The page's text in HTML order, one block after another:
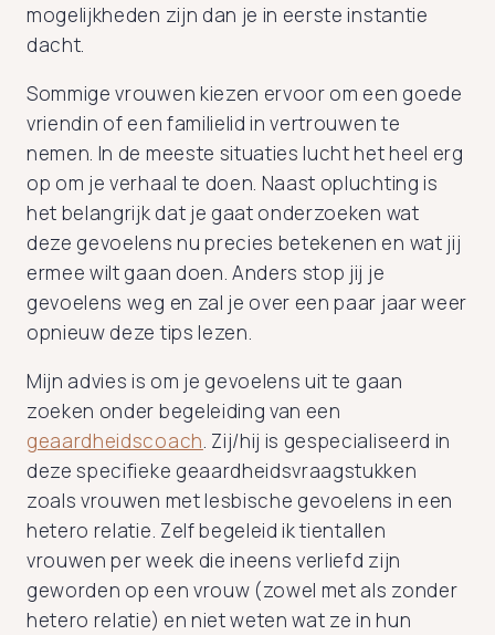
mogelijkheden zijn dan je in eerste instantie
dacht.
Sommige vrouwen kiezen ervoor om een goede
vriendin of een familielid in vertrouwen te
nemen. In de meeste situaties lucht het heel erg
op om je verhaal te doen. Naast opluchting is
het belangrijk dat je gaat onderzoeken wat
deze gevoelens nu precies betekenen en wat jij
ermee wilt gaan doen. Anders stop jij je
gevoelens weg en zal je over een paar jaar weer
opnieuw deze tips lezen.
Mijn advies is om je gevoelens uit te gaan
zoeken onder begeleiding van een
geaardheidscoach. Zij/hij is gespecialiseerd in
deze specifieke geaardheidsvraagstukken
zoals vrouwen met lesbische gevoelens in een
hetero relatie. Zelf begeleid ik tientallen
vrouwen per week die ineens verliefd zijn
geworden op een vrouw (zowel met als zonder
hetero relatie) en niet weten wat ze in hun